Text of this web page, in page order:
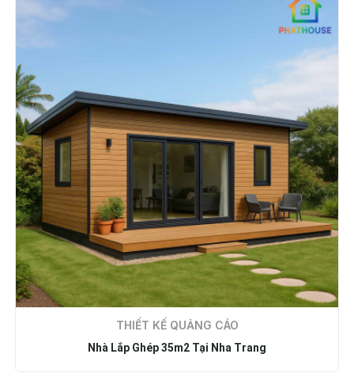
THIẾT KẾ QUẢNG CÁO
Nhà Lắp Ghép 35m2 Tại Nha Trang